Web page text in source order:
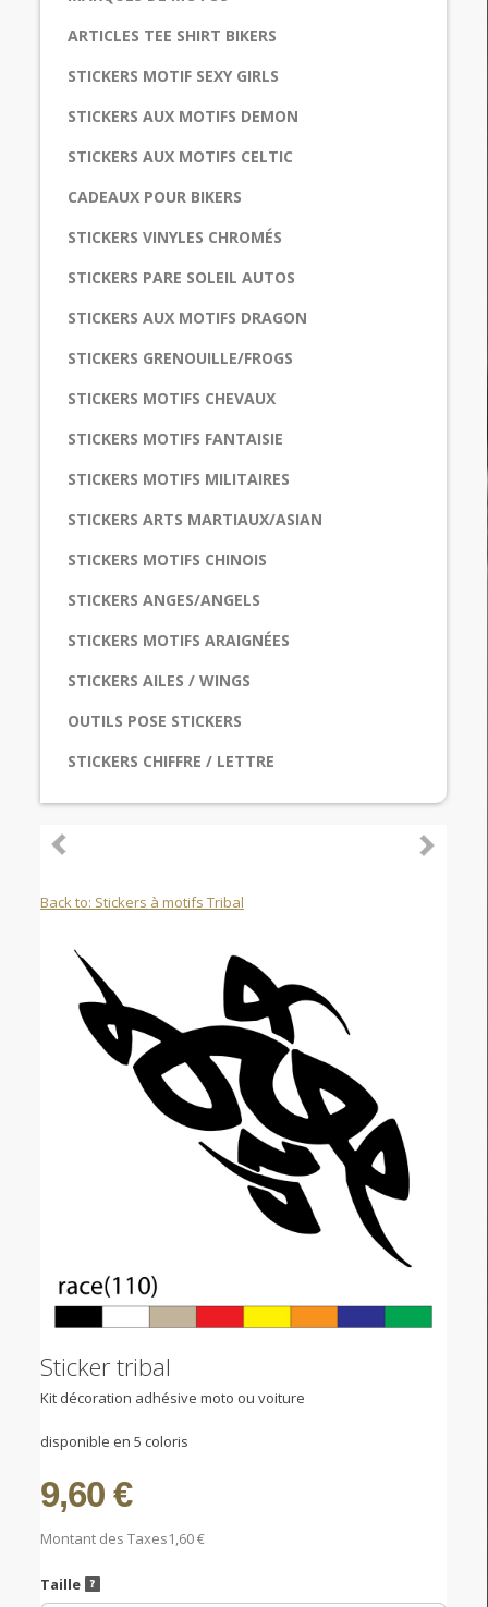
ARTICLES TEE SHIRT BIKERS
STICKERS MOTIF SEXY GIRLS
STICKERS AUX MOTIFS DEMON
STICKERS AUX MOTIFS CELTIC
CADEAUX POUR BIKERS
STICKERS VINYLES CHROMÉS
STICKERS PARE SOLEIL AUTOS
STICKERS AUX MOTIFS DRAGON
STICKERS GRENOUILLE/FROGS
STICKERS MOTIFS CHEVAUX
STICKERS MOTIFS FANTAISIE
STICKERS MOTIFS MILITAIRES
STICKERS ARTS MARTIAUX/ASIAN
STICKERS MOTIFS CHINOIS
STICKERS ANGES/ANGELS
STICKERS MOTIFS ARAIGNÉES
STICKERS AILES / WINGS
OUTILS POSE STICKERS
STICKERS CHIFFRE / LETTRE
Back to: Stickers à motifs Tribal
Sticker tribal
Kit décoration adhésive moto ou voiture
disponible en 5 coloris
9,60 €
Montant des Taxes1,60 €
Taille